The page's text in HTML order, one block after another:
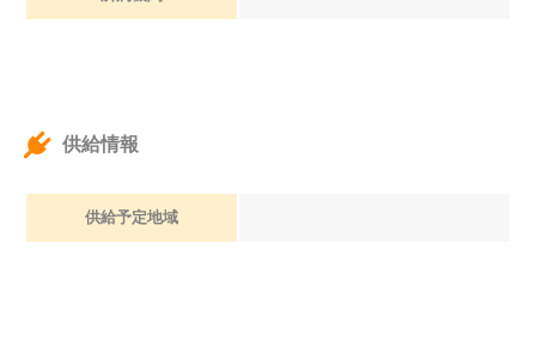
供給情報
供給予定地域